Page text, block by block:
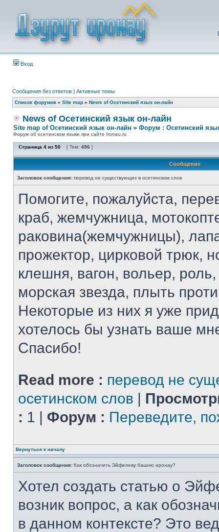
Вход
Сообщения без ответов | Активные темы
Список форумов » Site map » News of Осетинский язык он-лайн
News of Осетинский язык он-лайн
Site map of Осетинский язык он-лайн » Форум : Осетинский
Форум об осетинском языке при сайте Ironau.ru
Страница 4 из 50 [ Тем: 496 ]
Сообщение
Заголовок сообщения: перевод не существующих в осетинском слов
Помогите, пожалуйста,
краб, жемчужница,
раковина(жемчужницы),
прожектор, цирковой трюк,
клешня, вагон, вольер,
морская звезда, плыть
Некоторые из них я уже
хотелось бы узнать ваше
Спасибо!
Read more : перевод не
осетинском слов |
: 1 | Форум : Переведите,
Вернуться к началу
Заголовок сообщения: Как обозначить Эйфелеву башню иронау?
Хотел создать статью о
возник вопрос, а как
в данном контексте? Это